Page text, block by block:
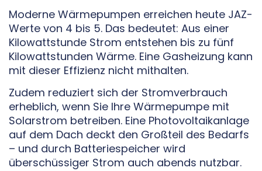
Moderne Wärmepumpen erreichen heute JAZ-
Werte von 4 bis 5. Das bedeutet: Aus einer
Kilowattstunde Strom entstehen bis zu fünf
Kilowattstunden Wärme. Eine Gasheizung kann
mit dieser Effizienz nicht mithalten.
Zudem reduziert sich der Stromverbrauch
erheblich, wenn Sie Ihre Wärmepumpe mit
Solarstrom betreiben. Eine Photovoltaikanlage
auf dem Dach deckt den Großteil des Bedarfs
– und durch Batteriespeicher wird
überschüssiger Strom auch abends nutzbar.